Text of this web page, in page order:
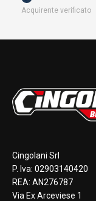
Acquirente verificato
Cingolani Srl
P. Iva: 02903140420
REA: AN276787
Via Ex Arceviese 1